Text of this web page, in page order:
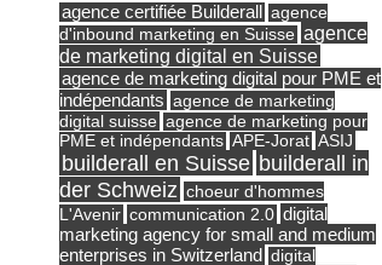
agence certifiée Builderall
agence
d'inbound marketing en Suisse agence
de marketing digital en Suisse
agence de marketing digital pour PME et
indépendants agence de marketing
digital suisse agence de marketing pour
PME et indépendants APE-Jorat ASIJ
builderall en Suisse builderall in
der Schweiz choeur d'hommes
L'Avenir communication 2.0 digital
marketing agency for small and medium
enterprises in Switzerland digital